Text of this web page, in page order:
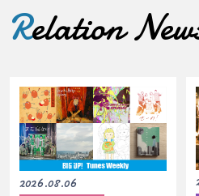
Relation
2026.08.06